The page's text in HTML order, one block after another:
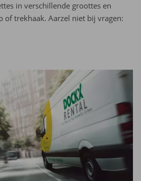
in verschillende groottes en
of trekhaak. Aarzel niet bij vragen: